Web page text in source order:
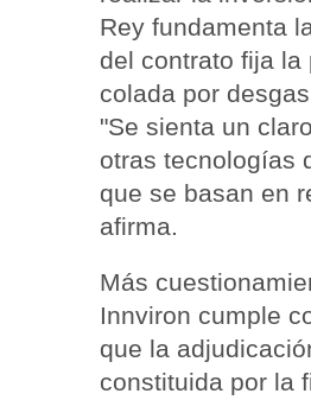
Rey fundamenta
del contrato fija
colada por
"Se sienta un
otras tecnologías
que se basan en
afirma.
Más
Innviron cumple
que la
constituida por la